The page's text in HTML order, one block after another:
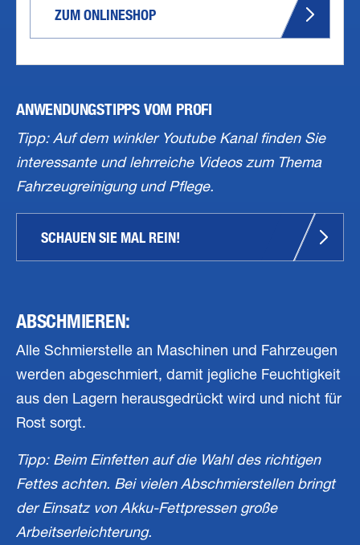
ZUM ONLINESHOP
ANWENDUNGSTIPPS VOM PROFI
Tipp: Auf dem winkler Youtube Kanal finden Sie
interessante und lehrreiche Videos zum Thema
Fahrzeugreinigung und Pflege.
SCHAUEN SIE MAL REIN!
ABSCHMIEREN:
Alle Schmierstelle an Maschinen und Fahrzeugen
werden abgeschmiert, damit jegliche Feuchtigkeit
aus den Lagern herausgedrückt wird und nicht für
Rost sorgt.
Tipp: Beim Einfetten auf die Wahl des richtigen
Fettes achten. Bei vielen Abschmierstellen bringt
der Einsatz von Akku-Fettpressen große
Arbeitserleichterung.